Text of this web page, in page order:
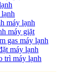
lạnh
máy lạnh
máy giặt
gas máy lạnh
máy lạnh
trì máy lạnh